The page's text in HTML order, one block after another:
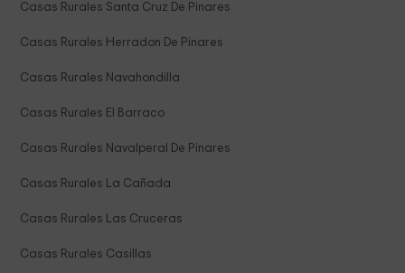
Casas Rurales Santa Cruz De Pinares
Casas Rurales Herradon De Pinares
Casas Rurales Navahondilla
Casas Rurales El Barraco
Casas Rurales Navalperal De Pinares
Casas Rurales La Cañada
Casas Rurales Las Cruceras
Casas Rurales Casillas